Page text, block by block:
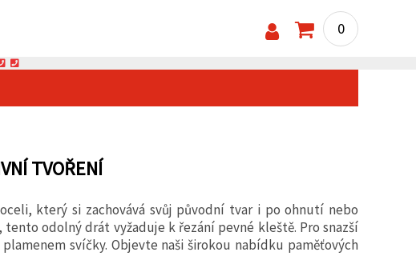
0
TVOŘENÍ
který si zachovává svůj původní tvar i po ohnutí nebo
odolný drát vyžaduje k řezání pevné kleště. Pro snazší
svíčky. Objevte naši širokou nabídku paměťových